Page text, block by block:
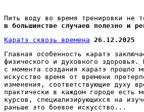
Пить воду во время тренировки не
в большинстве случаев полезно и
Каратэ сквозь времена 26.12.2025
Главная особенность каратэ
физического и духовного
с момента создания каратэ прошло
искусство время от времени
изменения, соответствующие духу
практически в каждом городе есть
курсов, специализирующихся на
раньше это боевое искусство...